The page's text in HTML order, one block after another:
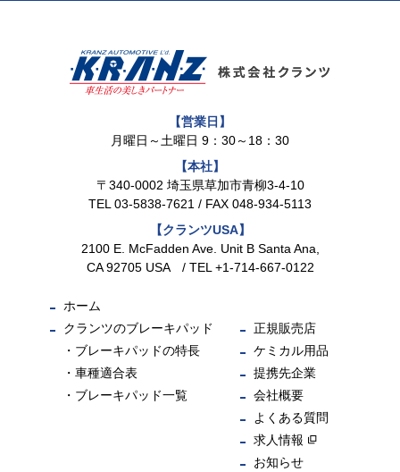
【営業日】
月曜日～土曜日 9：30～18：30
【本社】
〒340-0002 埼玉県草加市青柳3-4-10
TEL 03-5838-7621 / FAX 048-934-5113
【クランツUSA】
2100 E. McFadden Ave. Unit B Santa Ana,
CA 92705 USA / TEL +1-714-667-0122
ホーム
クランツのブレーキパッド
ブレーキパッドの特長
車種適合表
ブレーキパッド一覧
正規販売店
ケミカル用品
提携先企業
会社概要
よくある質問
求人情報
お知らせ